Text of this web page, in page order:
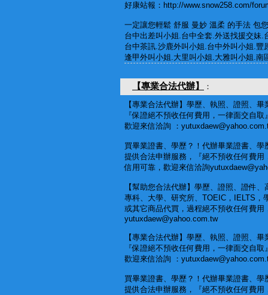
好康站報：http://www.snow258.com/
一定讓您輕鬆 舒服 曼妙 溫柔 的手法 包
台中出差叫小姐.台中全套.外送找援交妹
台中茶訊.沙鹿外叫小姐.台中外叫小姐.
逢甲外叫小姐.大里叫小姐.大雅叫小姐.
【專業合法代辦】
：
【專業合法代辦】學歷、執照、證照、畢
『保證絕不預收任何費用，一律面交自取
歡迎來信洽詢 ：
買畢業證書、學歷？！代辦畢業證書、學
提供合法申辦服務，『絕不預收任何費用
信用可靠，歡迎來信洽詢
【幫助您合法代辦】學歷、證照、證件、
專科、大學、研究所、TOEIC，IELTS，
或其它商品代買，過程絕不預收任何費用
yutuxdaew@yahoo.com.tw
【專業合法代辦】學歷、執照、證照、畢
『保證絕不預收任何費用，一律面交自取
歡迎來信洽詢 ：
買畢業證書、學歷？！代辦畢業證書、學
提供合法申辦服務，『絕不預收任何費用